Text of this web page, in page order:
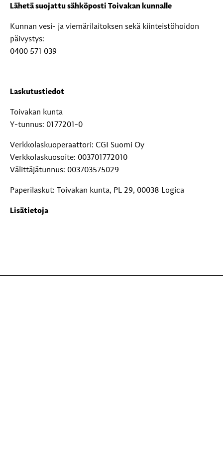
Lähetä suojattu sähköposti Toivakan kunnalle
Kunnan vesi- ja viemärilaitoksen sekä kiinteistöhoidon
päivystys:
0400 571 039
Laskutustiedot
Toivakan kunta
Y-tunnus: 0177201-0
Verkkolaskuoperaattori: CGI Suomi Oy
Verkkolaskuosoite: 003701772010
Välittäjätunnus: 003703575029
Paperilaskut: Toivakan kunta, PL 29, 00038 Logica
Lisätietoja